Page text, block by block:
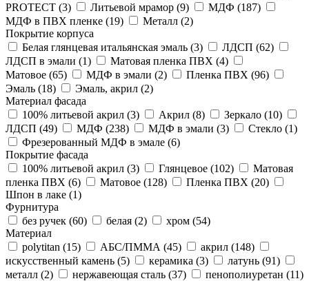
PROTECT (3) Литьевой мрамор (9) МДФ (187)
МДФ в ПВХ пленке (19) Металл (2)
Покрытие корпуса
Белая глянцевая итальянская эмаль (3) ЛДСП (62)
ЛДСП в эмали (1) Матовая пленка ПВХ (4)
Матовое (65) МДФ в эмали (2) Пленка ПВХ (96)
Эмаль (18) Эмаль, акрил (2)
Материал фасада
100% литьевой акрил (3) Акрил (8) Зеркало (10)
ЛДСП (49) МДФ (238) МДФ в эмали (3) Стекло (1)
Фрезерованный МДФ в эмале (6)
Покрытие фасада
100% литьевой акрил (3) Глянцевое (102)
Матовая
пленка ПВХ (6) Матовое (128) Пленка ПВХ (20)
Шпон в лаке (1)
Фурнитура
без ручек (60) белая (2) хром (54)
Материал
polytitan (15) АБС/ПММА (45) акрил (148)
искусственный камень (5) керамика (3) латунь (91)
металл (2) нержавеющая сталь (37) пенополиуретан (11)